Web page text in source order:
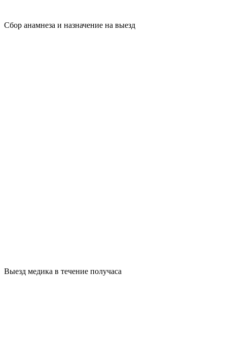
Сбор анамнеза и назначение на выезд
Выезд медика в течение получаса